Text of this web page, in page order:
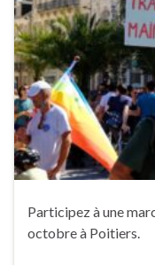
Participez à une
octobre à Poitiers.